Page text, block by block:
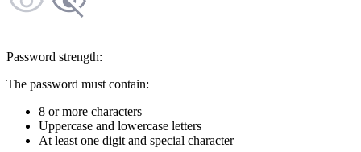
Password strength:
The password must contain:
8 or more characters
Uppercase and lowercase letters
At least one digit and special character